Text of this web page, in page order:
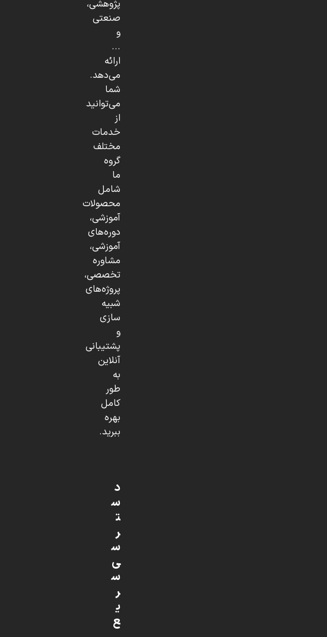
پژوهشی،
صنعتی
و
...
ارائه
می‌دهد.
شما
می‌توانید
از
خدمات
مختلف
گروه
ما
شامل
محصولات
آموزشی،
دوره‌های
آموزشی،
مشاوره
تخصصی،
پروژه‌های
شبیه
سازی
و
پشتیبانی
آنلاین
به
طور
کامل
بهره
ببرید.
د
س
ت
ر
س
ی
س
ر
ی
ع